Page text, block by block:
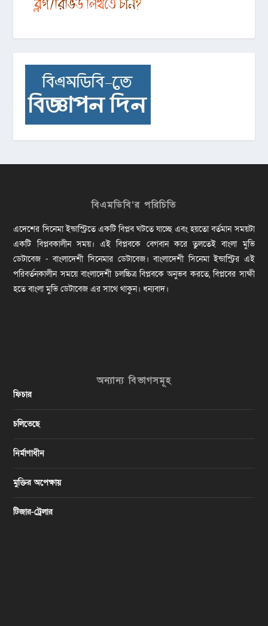
বিএমডিবি’র পরিচিতি
এদেশের সিনেমা ইন্ডাস্ট্রিতে একটি বিপ্লব ঘটতে যাচ্ছে এবং হয়তো বর্তমান সময়টা
একটি বিপ্লবকালীন সময়। এই বিপ্লবকে বেগবান করে তুলতেই বাংলা মুভি
ডেটাবেজ - বাংলাদেশী সিনেমার ডেটাবেজ। বাংলাদেশী সিনেমা ইন্ডাস্ট্রির এই
পরিবর্তনকালীন সময়ে বাংলাদেশী চলচ্চিত্র বিপ্লবকে অনুভব করতে, বিপ্লবের সাক্ষী
হতে বাংলা মুভি ডেটাবেজ এর সাথে থাকুন। ধন্যবাদ।
অন্যান্য বিভাগসমূহ
ফিচার
চলিতেছে
নির্মাণাধীন
মুক্তির অপেক্ষায়
টিজার-ট্রেলার